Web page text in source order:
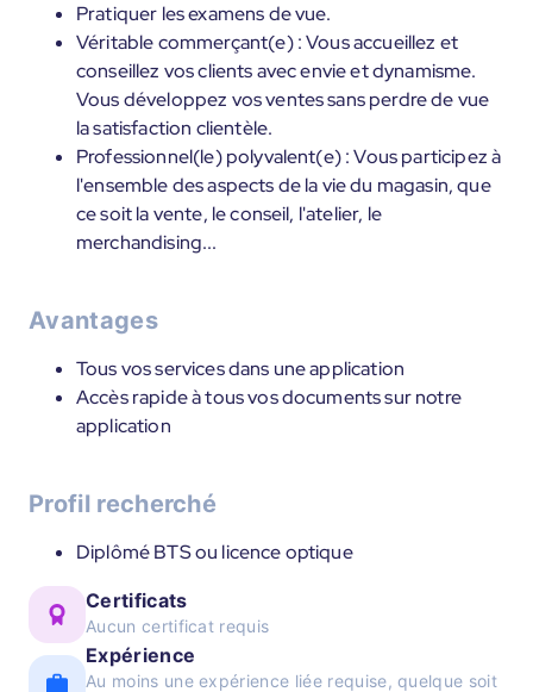
Pratiquer les examens de vue.
Véritable commerçant(e) : Vous accueillez et
conseillez vos clients avec envie et dynamisme.
Vous développez vos ventes sans perdre de vue
la satisfaction clientèle.
Professionnel(le) polyvalent(e) : Vous participez à
l'ensemble des aspects de la vie du magasin, que
ce soit la vente, le conseil, l'atelier, le
merchandising...
Avantages
Tous vos services dans une application
Accès rapide à tous vos documents sur notre
application
Profil recherché
Diplômé BTS ou licence optique
Certificats
Aucun certificat requis
Expérience
Au moins une expérience liée requise, quelque soit